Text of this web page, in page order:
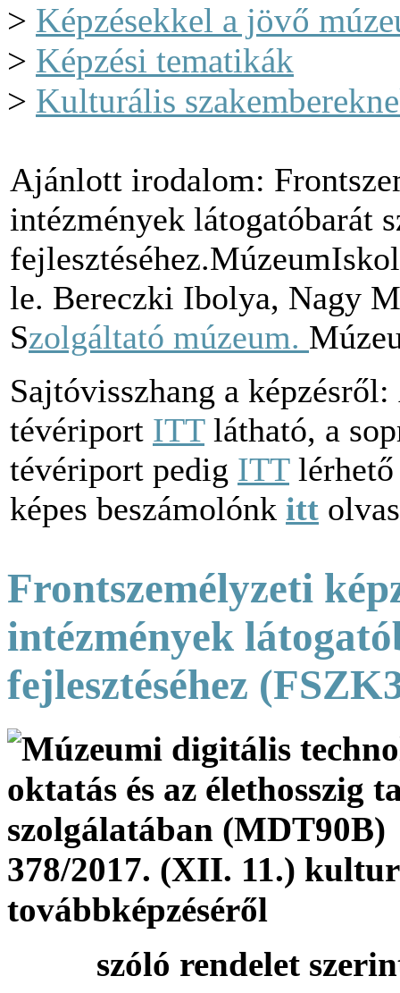
> Képzésekkel a jövő
> Képzési tematikák
> Kulturális
Ajánlott irodalom:
intézmények látogatóbarát
le. Bereczki Ibolya, Nagy
Szolgáltató múzeum.
Sajtóvisszhang a
tévériport ITTlátható, a
tévériport pedig ITTlérhető
képes beszámolónk itt
Frontszemélyzeti
intézmények
fejlesztéséhez
378/2017. (XII. 11.)
továbbképzéséről
szóló rendelet szerint